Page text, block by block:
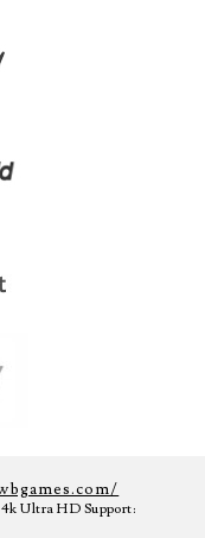
Ultra HD Support: